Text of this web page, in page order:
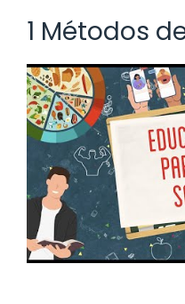
1 Métodos